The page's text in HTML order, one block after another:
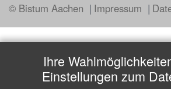
© Bistum Aachen Impressum
Ihre
Einstellungen zum